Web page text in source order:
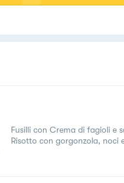
Fusilli con Crema di fagioli e
Risotto con gorgonzola, noci